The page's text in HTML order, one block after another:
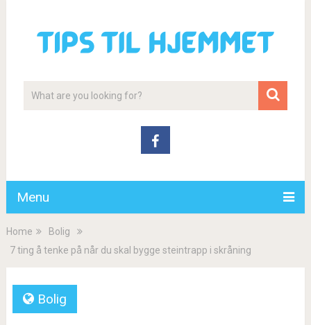
Menu
Home
Bolig
7 ting å tenke på når du skal bygge steintrapp i skråning
Bolig